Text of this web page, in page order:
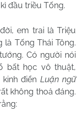
đầu triều Tống.
em trai là Triệu
là Tống Thái Tông.
Có người nói
bất học vô thuật,
điển Luận ngữ
không thoả đáng.